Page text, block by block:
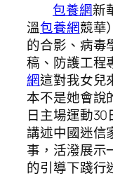
包養網新
溫包養網競華
的合影、病毒
稿、防護工程
網這對我女兒
本不是她會說
日主場運動30
講述中國迷信
事，活潑展示
的引導下踐行